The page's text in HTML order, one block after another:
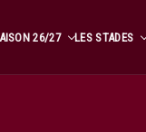
26/27 LES STADES